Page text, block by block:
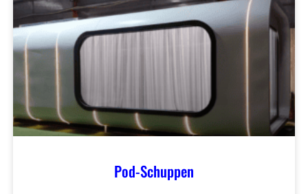
Pod-Schuppen